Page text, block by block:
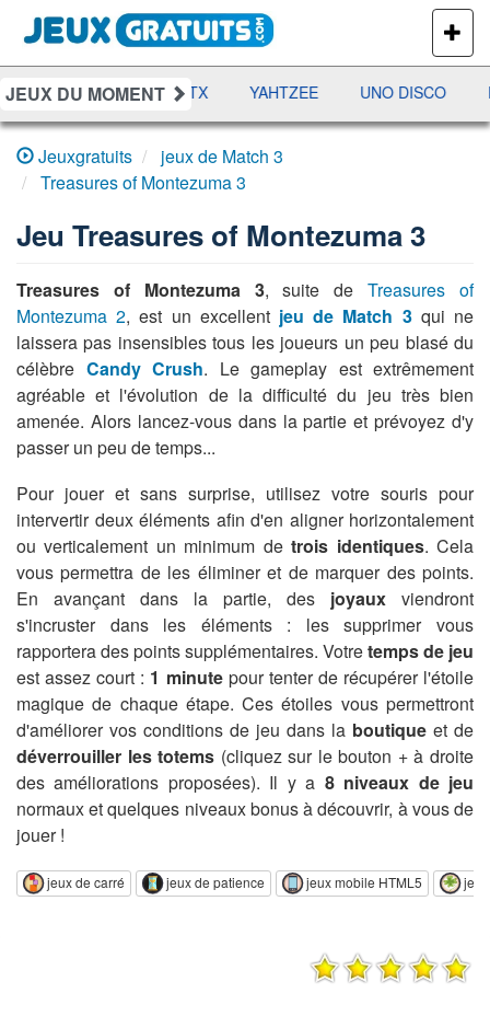
PLUS
DE
JEUX
JEUX DU MOMENT
RAMI JETX YAHTZEE UNO DISCO
Jeuxgratuits
jeux de Match 3
Treasures of Montezuma 3
Jeu Treasures of Montezuma 3
Treasures of Montezuma 3, suite deTreasures of
Montezuma 2, est un excellent jeu de Match 3qui ne
laissera pas insensibles tous les joueurs un peu blasé du
célèbre Candy Crush. Le gameplay est extrêmement
agréable et l'évolution de la difficulté du jeu très bien
amenée. Alors lancez-vous dans la partie et prévoyez d'y
passer un peu de temps...
Pour jouer et sans surprise, utilisez votre souris pour
intervertir deux éléments afin d'en aligner horizontalement
ou verticalement un minimum detrois identiques. Cela
vous permettra de les éliminer et de marquer des points.
En avançant dans la partie, des joyaux viendront
s'incruster dans les éléments : les supprimer vous
rapportera des points supplémentaires. Votretemps de jeu
est assez court : 1 minutepour tenter de récupérer l'étoile
magique de chaque étape. Ces étoiles vous permettront
d'améliorer vos conditions de jeu dans la boutique et de
déverrouiller les totems (cliquez sur le bouton + à droite
des améliorations proposées). Il y a 8 niveaux de jeu
normaux et quelques niveaux bonus à découvrir, à vous de
jouer !
jeux de carré jeux de patience jeux mobile HTML5